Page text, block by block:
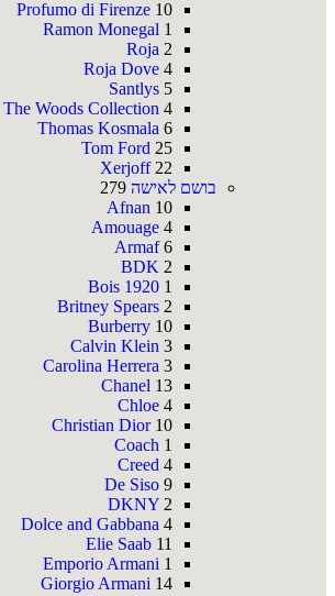
Profumo di Firenze 10
Ramon Monegal 1
Roja 2
Roja Dove 4
Santlys 5
The Woods Collection 4
Thomas Kosmala 6
Tom Ford 25
Xerjoff 22
בושם לאישה 279
Afnan 10
Amouage 4
Armaf 6
BDK 2
Bois 1920 1
Britney Spears 2
Burberry 10
Calvin Klein 3
Carolina Herrera 3
Chanel 13
Chloe 4
Christian Dior 10
Coach 1
Creed 4
De Siso 9
DKNY 2
Dolce and Gabbana 4
Elie Saab 11
Emporio Armani 1
Giorgio Armani 14